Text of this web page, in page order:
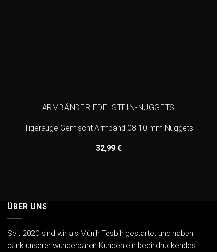
ARMBÄNDER EDELSTEIN-NUGGETS
Tigerauge Gemischt Armband 08-10 mm Nuggets
32,99 €
ÜBER UNS
Seit 2020 sind wir als Münih Tesbih gestartet und haben
dank unserer wunderbaren Kunden ein beeindruckendes